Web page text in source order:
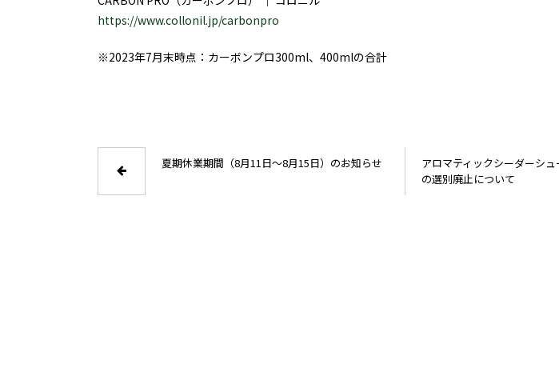
https://www.collonil.jp/carbonpro
※2023年7月末時点：カーボンプロ300ml、400mlの合計
夏期休業期間（8月11日～8月15日）のお知らせ
アロマティックシーダーシ
の選別廃止について